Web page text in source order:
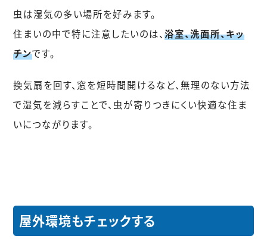
虫は湿気の多い場所を好みます。
住まいの中で特に注意したいのは、浴室、洗面所、キッ
チンです。
換気扇を回す、窓を短時間開けるなど、無理のない方法
で湿気を減らすことで、虫が寄りつきにくい快適な住ま
いにつながります。
屋外環境もチェックする